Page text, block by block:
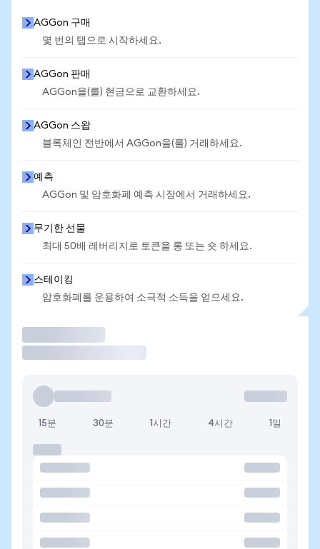
AGGon 구매
몇 번의 탭으로 시작하세요.
AGGon 판매
AGGon을(를) 현금으로 교환하세요.
AGGon 스왑
블록체인 전반에서 AGGon을(를) 거래하세요.
예측
AGGon 및 암호화폐 예측 시장에서 거래하세요.
무기한 선물
최대 50배 레버리지로 토큰을 롱 또는 숏 하세요.
스테이킹
암호화폐를 운용하여 소극적 소득을 얻으세요.
15분 30분 1시간 4시간 1일